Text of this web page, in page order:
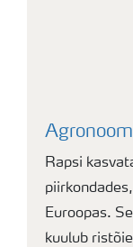
Rapsi
Euroopas.
kuulub